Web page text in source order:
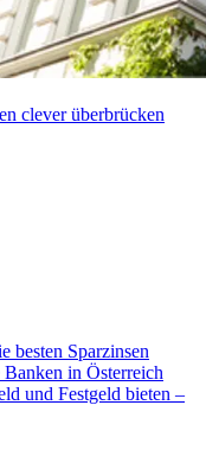
clever überbrücken
besten Sparzinsen
in Österreich
und Festgeld bieten –